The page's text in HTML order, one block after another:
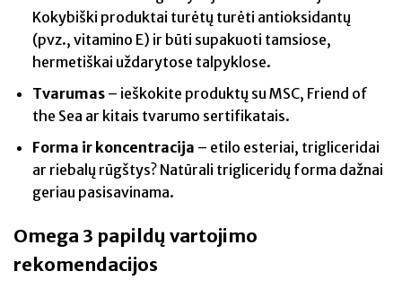
Kokybiški produktai turėtų turėti antioksidantų
(pvz., vitamino E) ir būti supakuoti tamsiose,
hermetiškai uždarytose talpyklose.
Tvarumas– ieškokite produktų su MSC, Friend of
the Sea ar kitais tvarumo sertifikatais.
Forma ir koncentracija – etilo esteriai, trigliceridai
ar riebalų rūgštys? Natūrali trigliceridų forma dažnai
geriau pasisavinama.
Omega 3 papildų vartojimo
rekomendacijos